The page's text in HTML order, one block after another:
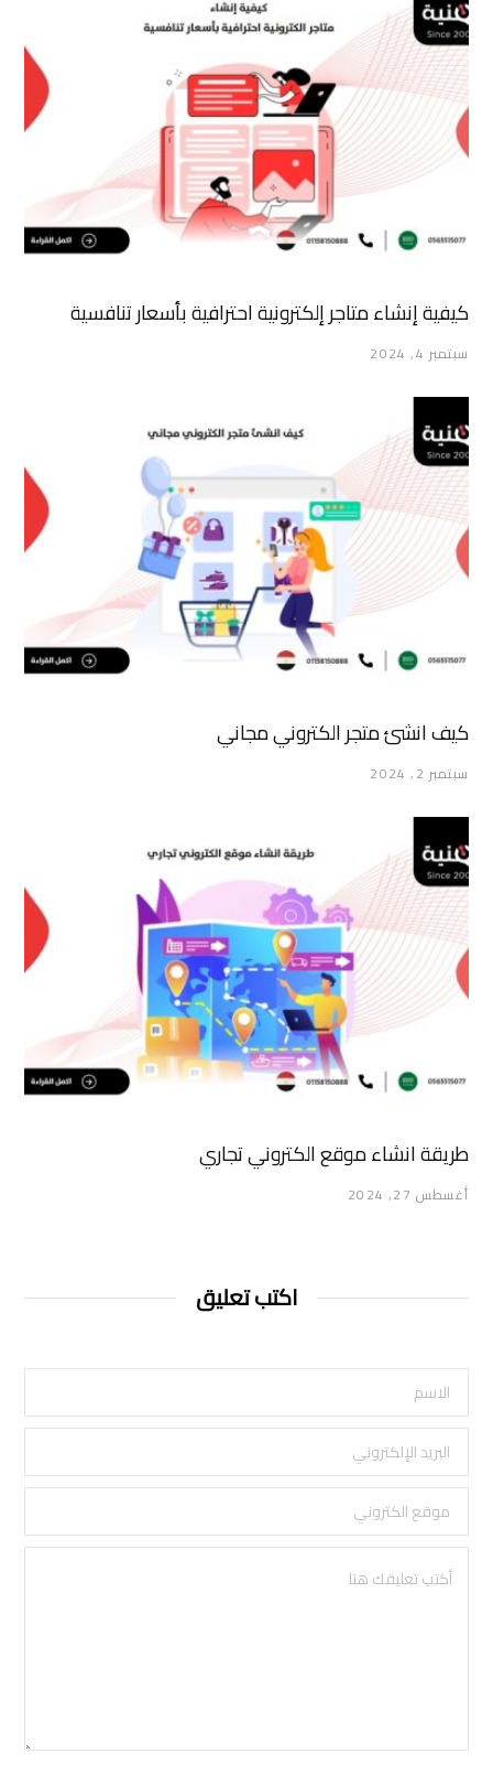
كيفية إنشاء متاجر إلكترونية احترافية بأسعار تنافسية
سبتمبر 4, 2024
كيف انشئ متجر الكتروني مجاني
سبتمبر 2, 2024
طريقة انشاء موقع الكتروني تجاري
أغسطس 27, 2024
اكتب تعليق